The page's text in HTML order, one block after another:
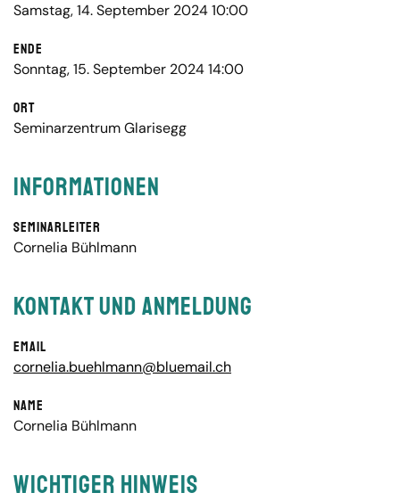
Samstag, 14. September 2024 10:00
Ende
Sonntag, 15. September 2024 14:00
Ort
Seminarzentrum Glarisegg
Informationen
Seminarleiter
Cornelia Bühlmann
Kontakt und Anmeldung
Email
cornelia.buehlmann@bluemail.ch
Name
Cornelia Bühlmann
Wichtiger Hinweis